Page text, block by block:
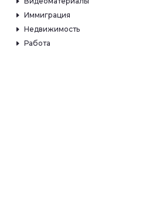
Иммиграция
Недвижимость
Работа